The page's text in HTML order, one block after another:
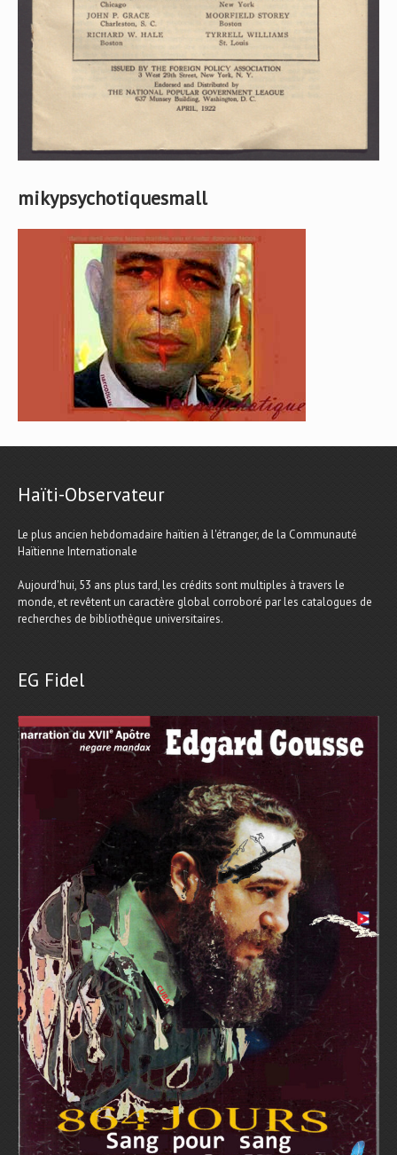
mikypsychotiquesmall
Haïti-Observateur
Le plus ancien hebdomadaire haïtien à l'étranger, de la Communauté
Haïtienne Internationale
Aujourd'hui, 53 ans plus tard, les crédits sont multiples à travers le
monde, et revêtent un caractère global corroboré par les catalogues de
recherches de bibliothèque universitaires.
EG Fidel